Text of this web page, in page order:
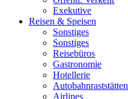
Exekutive
Reisen & Speisen
Sonstiges
Sonstiges
Reisebüros
Gastronomie
Hotellerie
Autobahnraststätten
Airlines